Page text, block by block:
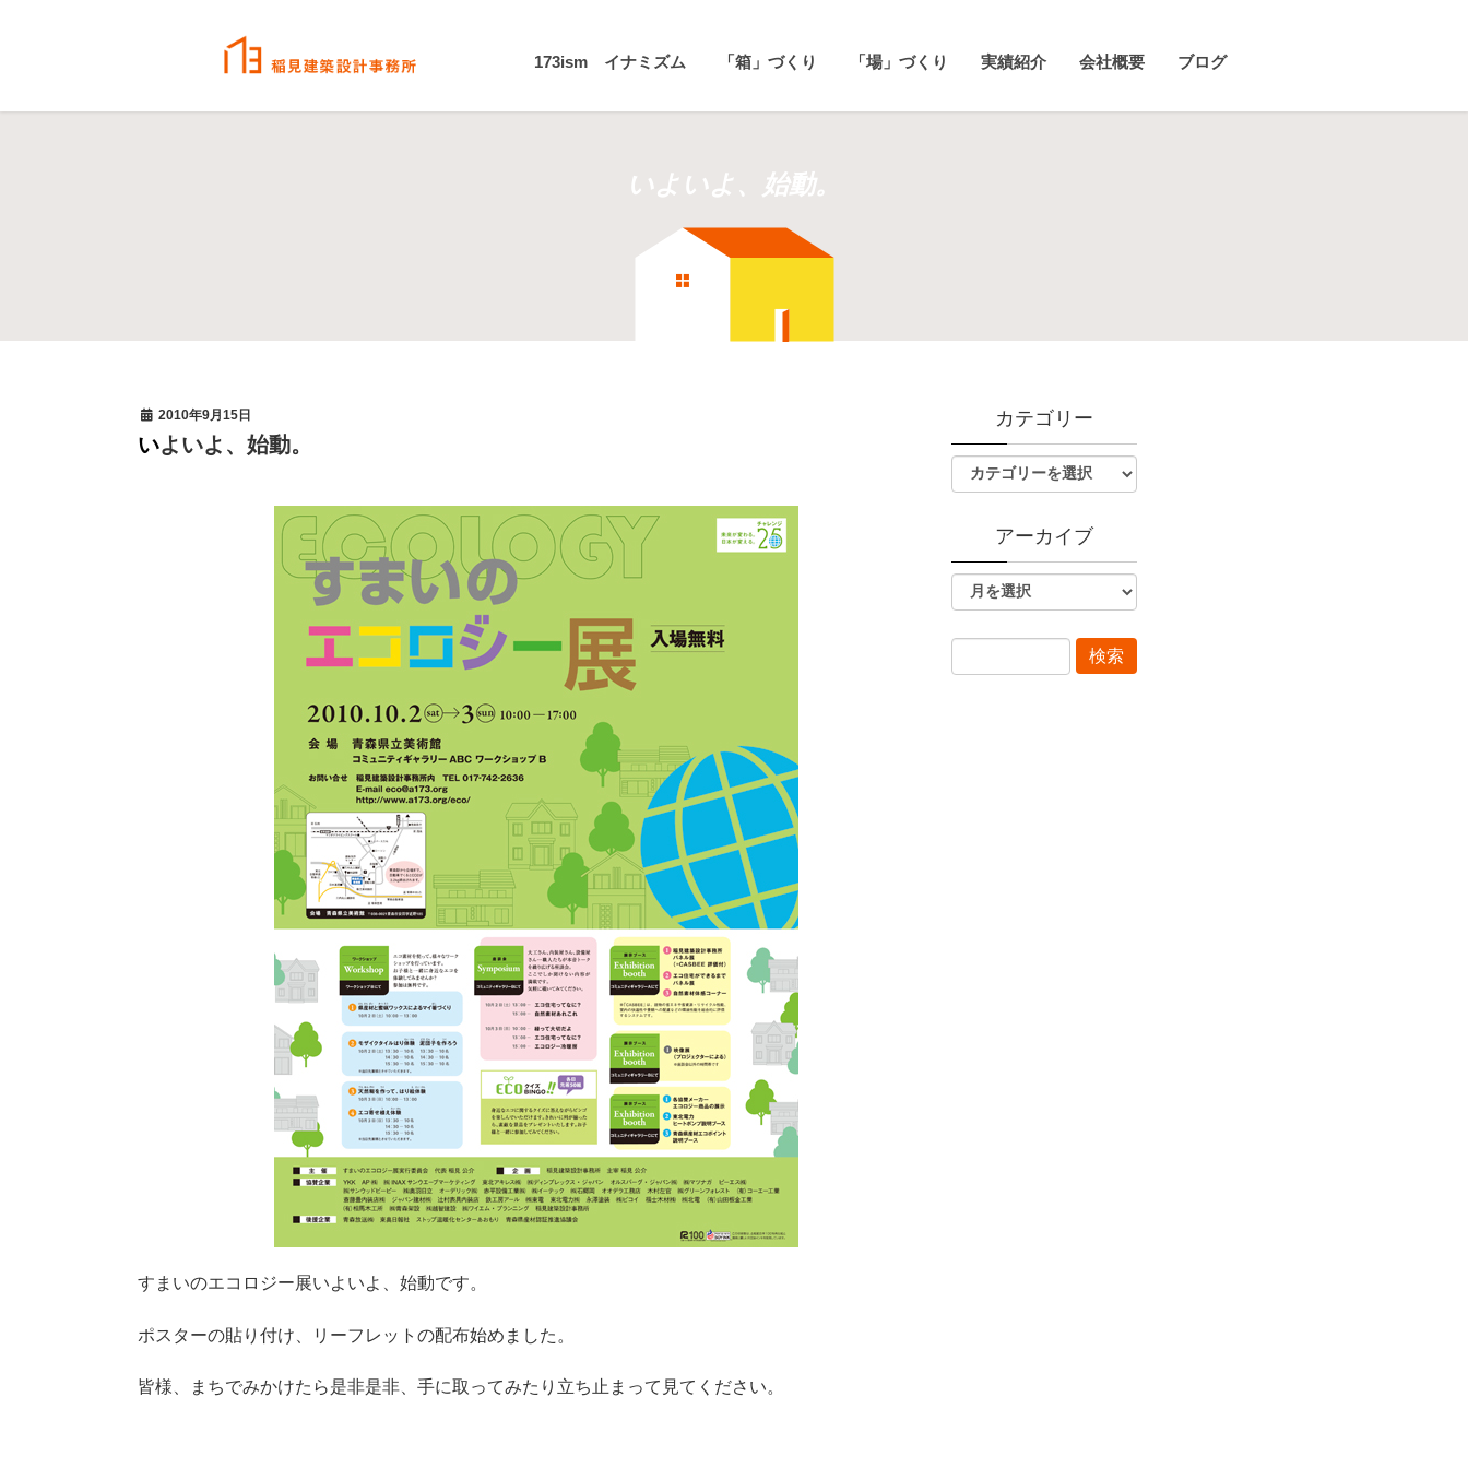
173ism イナミズム 「箱」づくり 「場」づくり 実績紹介 会社概要 ブログ
いよいよ、始動。
2010年9月15日
いよいよ、始動。
すまいのエコロジー展いよいよ、始動です。
ポスターの貼り付け、リーフレットの配布始めました。
皆様、まちでみかけたら是非是非、手に取ってみたり立ち止まって見てください。
カテゴリー
アーカイブ